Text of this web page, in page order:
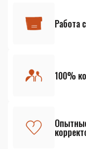
Работа
100%